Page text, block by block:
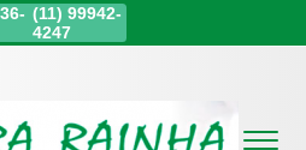
(11)99942-
4247